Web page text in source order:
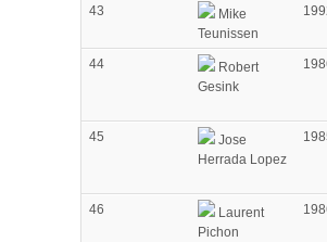
43
Mike
Teunissen
44
Robert
Gesink
45
Jose
Herrada Lopez
46
Laurent
Pichon